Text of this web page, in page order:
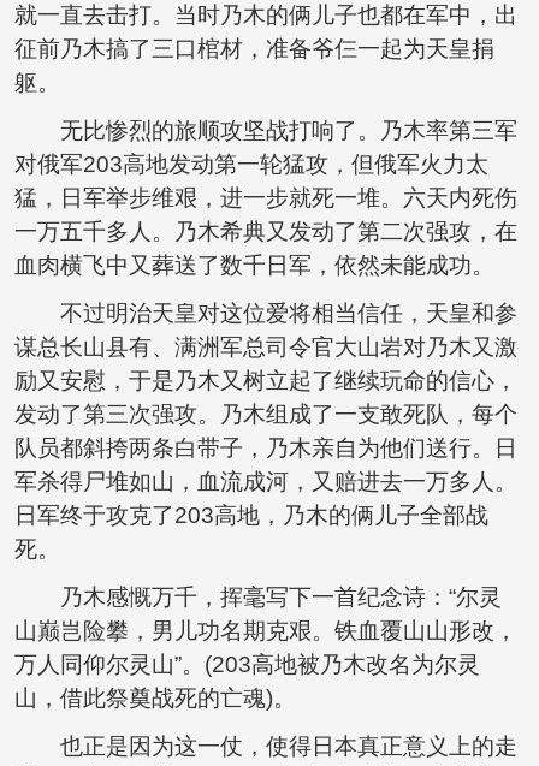
就一直去击打。当时乃木的俩儿子也都在军中，出
征前乃木搞了三口棺材，准备爷仨一起为天皇捐
躯。
无比惨烈的旅顺攻坚战打响了。乃木率第三军
对俄军203高地发动第一轮猛攻，但俄军火力太
猛，日军举步维艰，进一步就死一堆。六天内死伤
一万五千多人。乃木希典又发动了第二次强攻，在
血肉横飞中又葬送了数千日军，依然未能成功。
不过明治天皇对这位爱将相当信任，天皇和参
谋总长山县有、满洲军总司令官大山岩对乃木又激
励又安慰，于是乃木又树立起了继续玩命的信心，
发动了第三次强攻。乃木组成了一支敢死队，每个
队员都斜挎两条白带子，乃木亲自为他们送行。日
军杀得尸堆如山，血流成河，又赔进去一万多人。
日军终于攻克了203高地，乃木的俩儿子全部战
死。
乃木感慨万千，挥毫写下一首纪念诗：“尔灵
山巅岂险攀，男儿功名期克艰。铁血覆山山形改，
万人同仰尔灵山”。(203高地被乃木改名为尔灵
山，借此祭奠战死的亡魂)。
也正是因为这一仗，使得日本真正意义上的走